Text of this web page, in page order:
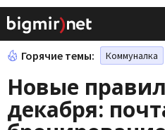
Горячие темы: Коммуналка
Новые
декабря: